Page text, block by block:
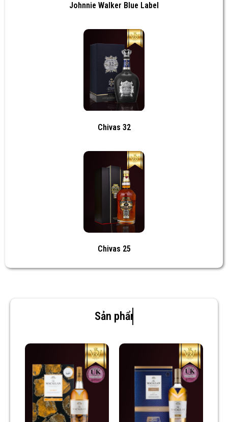
Johnnie Walker Blue Label
Chivas 32
Chivas 25
Sản phẩm mới